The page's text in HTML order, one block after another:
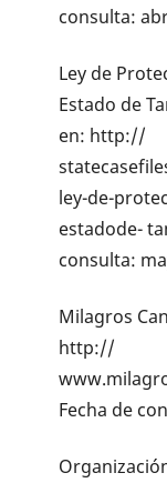
consulta:
Ley de
Estado de
en: http://
ley-de-
estadode-
consulta:
Milagros
http://
Fecha de